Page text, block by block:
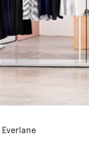
Everlane